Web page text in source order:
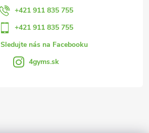
+421 911 835 755
+421 911 835 755
Sledujte nás na Facebooku
4gyms.sk